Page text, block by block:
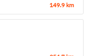
149.9 km